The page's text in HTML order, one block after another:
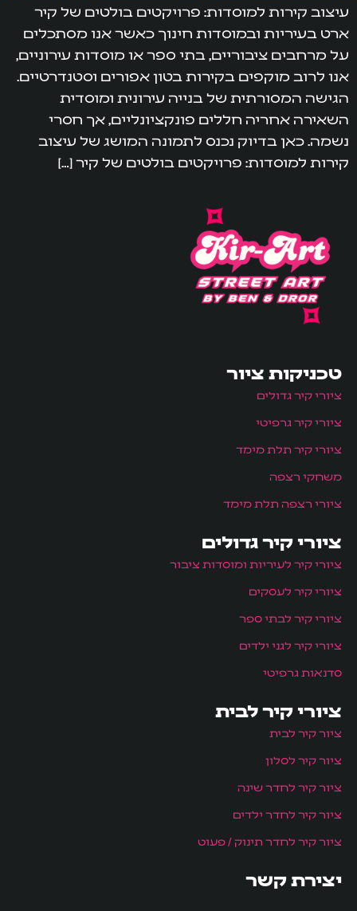
עיצוב קירות למוסדות: פרויקטים בולטים של קיר
ארט בעיריות ובמוסדות חינוך כאשר אנו מסתכלים
על מרחבים ציבוריים, בתי ספר או מוסדות עירוניים,
אנו לרוב מוקפים בקירות בטון אפורים וסטנדרטיים.
הגישה המסורתית של בנייה עירונית ומוסדית
השאירה אחריה חללים פונקציונליים, אך חסרי
נשמה. כאן בדיוק נכנס לתמונה המושג של עיצוב
קירות למוסדות: פרויקטים בולטים של קיר […]
טכניקות ציור
ציורי קיר גדולים
ציורי קיר גרפיטי
ציורי קיר תלת מימד
משחקי רצפה
ציורי רצפה תלת מימד
ציורי קיר גדולים
ציורי קיר לעיריות ומוסדות ציבור
ציורי קיר לעסקים
ציורי קיר לבתי ספר
ציורי קיר לגני ילדים
סדנאות גרפיטי
ציורי קיר לבית
ציור קיר לבית
ציור קיר לסלון
ציור קיר לחדר שינה
ציור קיר לחדר ילדים
ציור קיר לחדר תינוק / פעוט
יצירת קשר